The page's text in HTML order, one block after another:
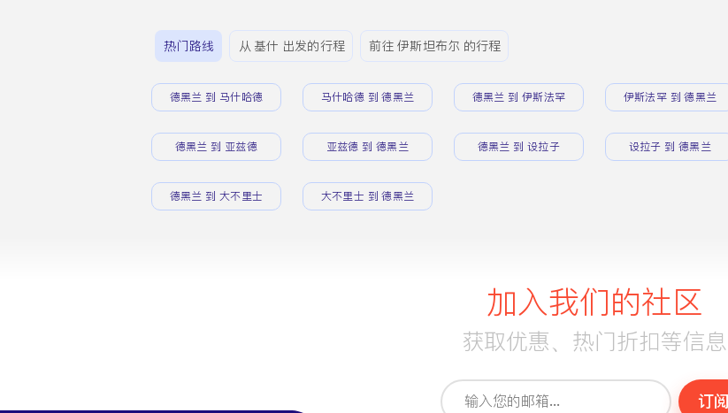
热门路线 从 基什 出发的行程 前往 伊斯坦布尔 的行程
德黑兰 到 马什哈德 马什哈德 到 德黑兰 德黑兰 到 伊斯法罕 伊斯法罕 到 德黑兰
德黑兰 到 亚兹德 亚兹德 到 德黑兰 德黑兰 到 设拉子 设拉子 到 德黑兰
德黑兰 到 大不里士 大不里士 到 德黑兰
加入我们的社区
获取优惠、热门折扣等信息
订阅